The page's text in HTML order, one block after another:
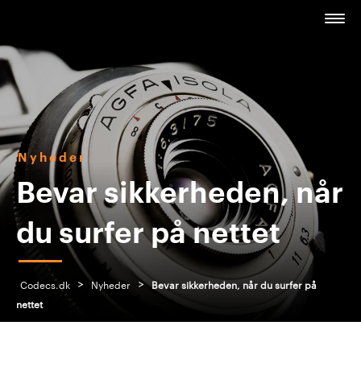
Nyheder
Bevar sikkerheden, når
du surfer på nettet
Codecs.dk > Nyheder > Bevar sikkerheden, når du surfer på
nettet